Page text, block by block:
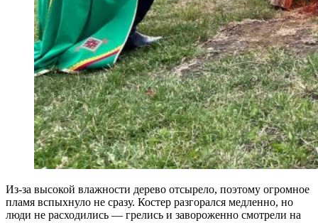
Из-за высокой влажности дерево отсырело, поэтому огромное
пламя вспыхнуло не сразу. Костер разгорался медленно, но
люди не расходились — грелись и завороженно смотрели на